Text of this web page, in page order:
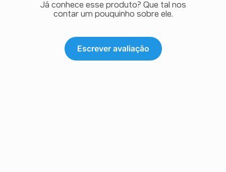
Já conhece esse produto? Que tal nos
contar um pouquinho sobre ele.
Escrever avaliação